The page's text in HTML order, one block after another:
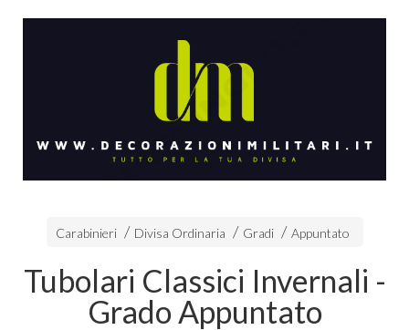
Carabinieri Divisa Ordinaria Gradi Appuntato
Tubolari Classici Invernali -
Grado Appuntato